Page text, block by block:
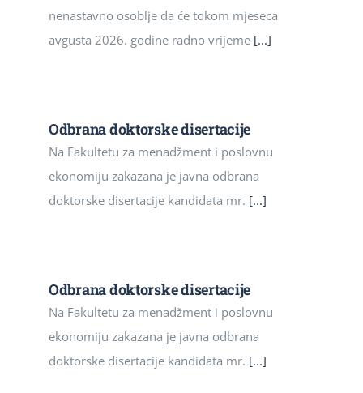
nenastavno osoblje da će tokom mjeseca
avgusta 2026. godine radno vrijeme [...]
Odbrana doktorske disertacije
Na Fakultetu za menadžment i poslovnu
ekonomiju zakazana je javna odbrana
doktorske disertacije kandidata mr. [...]
Odbrana doktorske disertacije
Na Fakultetu za menadžment i poslovnu
ekonomiju zakazana je javna odbrana
doktorske disertacije kandidata mr. [...]